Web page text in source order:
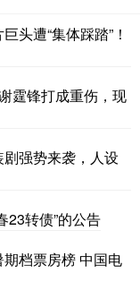
头遭“集体踩踏”！
霆锋打成重伤，现
强势来袭，人设
23转债”的公告
档票房榜 中国电